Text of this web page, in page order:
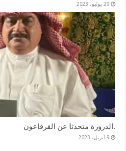
29 يوليو، 2023
.الدرورة متحدثا عن القرقاعون
9 أبريل، 2023